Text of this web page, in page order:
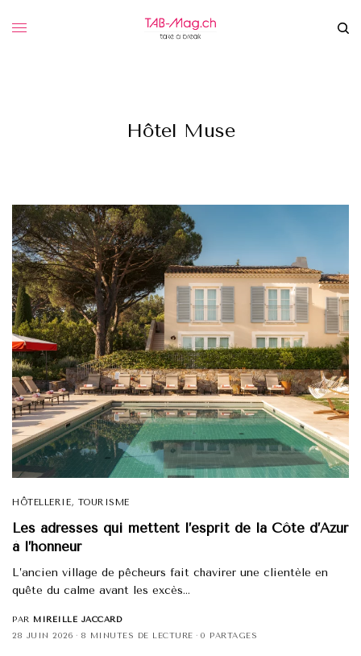
Hôtel Muse
HÔTELLERIE, TOURISME
Les adresses qui mettent l’esprit de la Côte d’Azur
à l’honneur
L’ancien village de pêcheurs fait chavirer une clientèle en
quête du calme avant les excès…
PAR MIREILLE JACCARD
28 JUIN 2026
8 MINUTES DE LECTURE 0 PARTAGES